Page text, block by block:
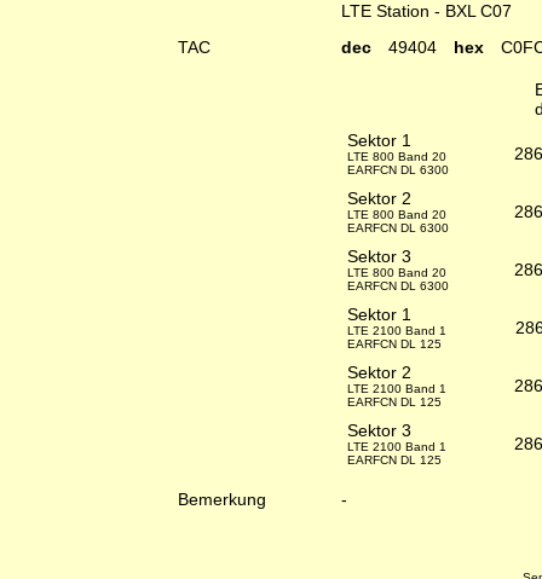
LTE Station - BXL C07
TAC
dec 49404 hex
Sektor 1
LTE 800 Band 20
EARFCN DL 6300
Sektor 2
LTE 800 Band 20
EARFCN DL 6300
Sektor 3
LTE 800 Band 20
EARFCN DL 6300
Sektor 1
LTE 2100 Band 1
EARFCN DL 125
Sektor 2
LTE 2100 Band 1
EARFCN DL 125
Sektor 3
LTE 2100 Band 1
EARFCN DL 125
Bemerkung -